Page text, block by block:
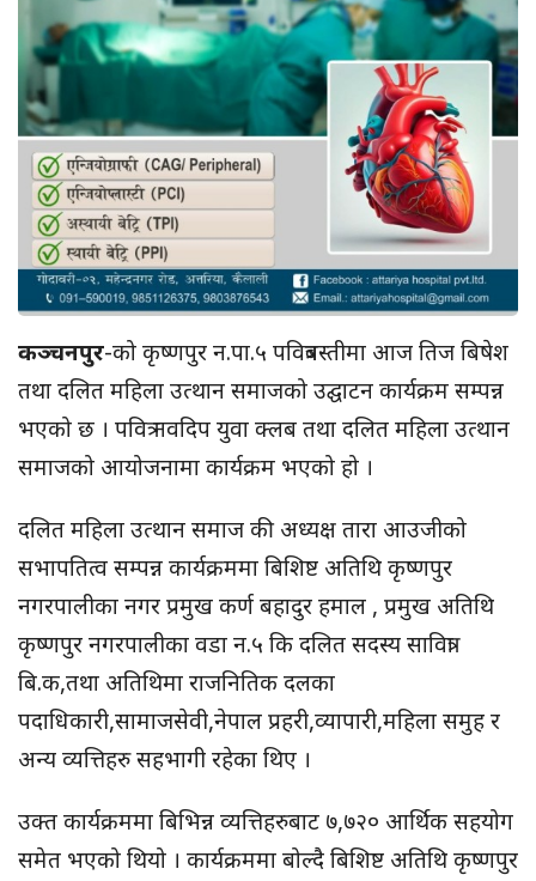
कञ्चनपुर-को कृष्णपुर न.पा.५ पवित्रबस्तीमा आज तिज बिषेश
तथा दलित महिला उत्थान समाजको उद्घाटन कार्यक्रम सम्पन्न
भएको छ । पवित्र नवदिप युवा क्लब तथा दलित महिला उत्थान
समाजको आयोजनामा कार्यक्रम भएको हो ।
दलित महिला उत्थान समाज की अध्यक्ष तारा आउजीको
सभापतित्व सम्पन्न कार्यक्रममा बिशिष्ट अतिथि कृष्णपुर
नगरपालीका नगर प्रमुख कर्ण बहादुर हमाल , प्रमुख अतिथि
कृष्णपुर नगरपालीका वडा न.५ कि दलित सदस्य सावित्रा
बि.क,तथा अतिथिमा राजनितिक दलका
पदाधिकारी,सामाजसेवी,नेपाल प्रहरी,व्यापारी,महिला समुह र
अन्य व्यत्तिहरु सहभागी रहेका थिए ।
उक्त कार्यक्रममा बिभिन्न व्यत्तिहरुबाट ७,७२० आर्थिक सहयोग
समेत भएको थियो । कार्यक्रममा बोल्दै बिशिष्ट अतिथि कृष्णपुर